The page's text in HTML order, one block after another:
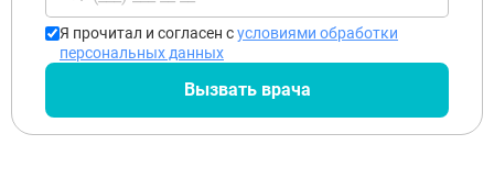
Я прочитал и согласен сусловиями обработки
персональных данных
Вызвать врача